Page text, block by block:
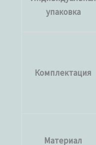
упаковка
Комплектация
Материал